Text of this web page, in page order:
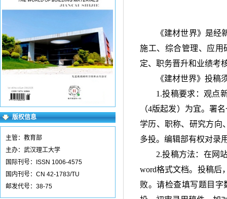
版权信息
主管：教育部
主办：武汉理工大学
国际刊号：ISSN 1006-4575
国内刊号：CN 42-1783/TU
邮发代号：38-75
《建材世界》是
施工、综合管理、应用
定、职务晋升和业绩考
《建材世界》投稿
1.投稿要求：观点
（4版起发）为宜。署
学历、职称、研究方向
多投。编辑部有权对录
2.投稿方法：在网
word格式文档。投稿后
败。请检查填写题目字